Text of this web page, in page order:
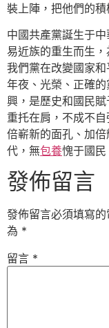
裝上陣，把他們的
中國共產黨誕生于
易近族的重生而生
我們黨在改變國家
年夜、光榮、正確
興，是歷史和國民
重托在肩，不成不
倍嶄新的面孔、加
代，無包養愧于國民
發佈留言
發佈留言必須填寫
為 *
留言 *